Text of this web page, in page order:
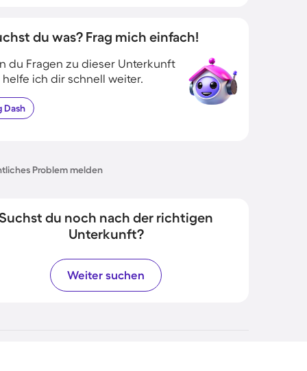
du was? Frag mich einfach!
du Fragen zu dieser Unterkunft
helfe ich dir schnell weiter.
Dash
Problem melden
du noch nach der richtigen
Unterkunft?
Weiter suchen